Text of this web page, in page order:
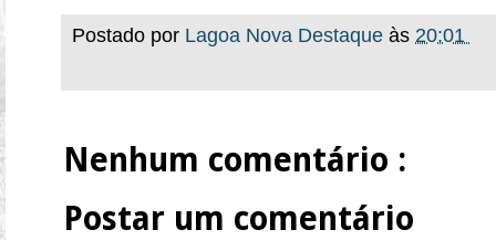
Postado por Lagoa Nova Destaque às 20:01
Nenhum comentário :
Postar um comentário